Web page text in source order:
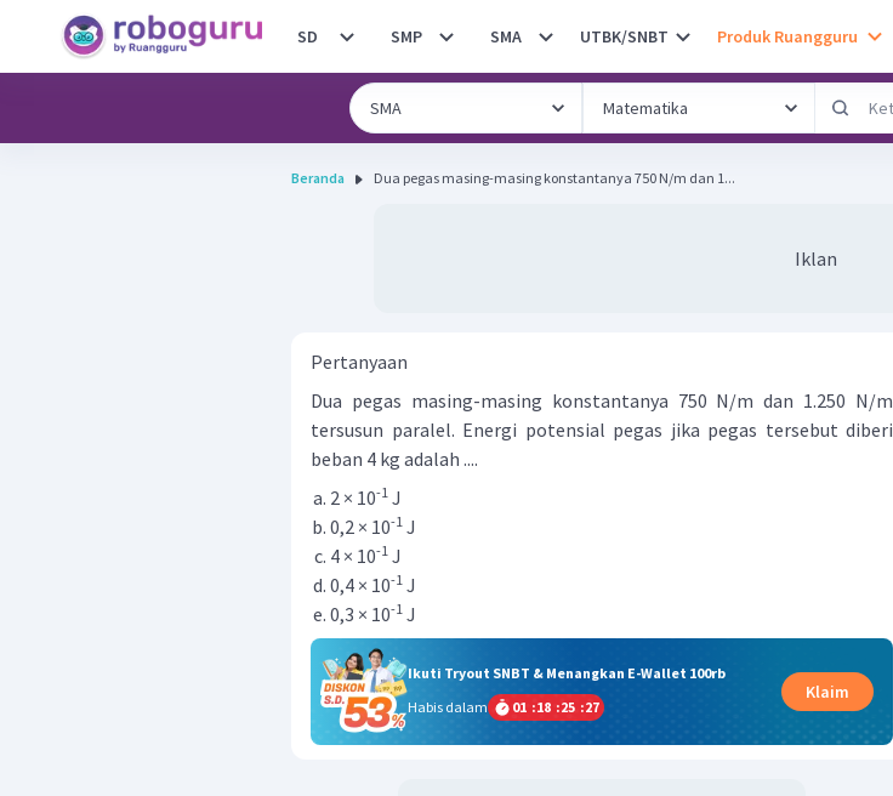
SD SMP SMA UTBK/SNBT Produk Ruangguru
Beranda Dua pegas masing-masing konstantanya 750 N/m dan 1...
Iklan
Pertanyaan
Dua pegas masing-masing konstantanya 750 N/m dan 1.250 N/m
tersusun paralel. Energi potensial pegas jika pegas tersebut diberi
beban 4 kg adalah ....
2 × 10-1 J
0,2 × 10-1 J
4 × 10-1 J
0,4 × 10-1 J
0,3 × 10-1 J
Ikuti Tryout SNBT & Menangkan E-Wallet 100rb
Habis dalam
01 :18 :25 :26
Klaim